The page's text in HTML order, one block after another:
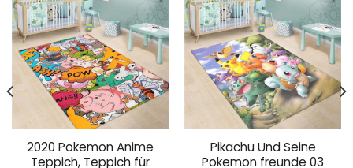
2020 Pokemon Anime
Teppich, Teppich für
Pikachu Und Seine
Pokemon freunde 03